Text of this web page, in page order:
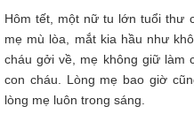
Hôm tết, một nữ tu lớn tuổi thư
mẹ mù lòa, mắt kia hầu như
cháu gởi về, mẹ không giữ làm
con cháu. Lòng mẹ bao giờ
lòng mẹ luôn trong sáng.